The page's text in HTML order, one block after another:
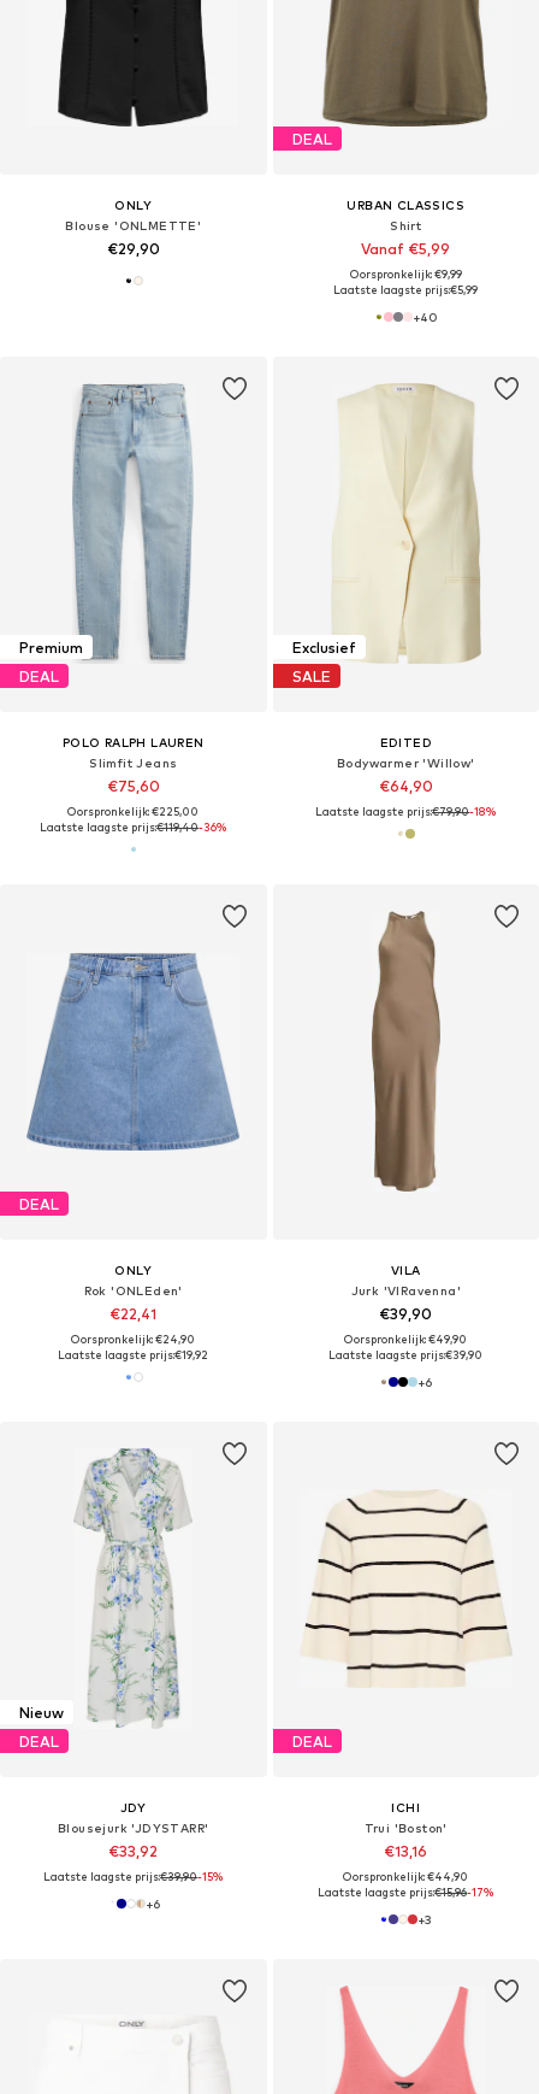
ONLY
Blouse 'ONLMETTE'
€29,90
DEAL
URBAN CLASSICS
Shirt
Vanaf €5,99
Oorspronkelijk: €9,99
Laatste laagste prijs:€5,99
+40
Premium
DEAL
POLO RALPH LAUREN
Slimfit Jeans
€75,60
Oorspronkelijk: €225,00
Laatste laagste prijs:€119,40-36%
Exclusief
SALE
EDITED
Bodywarmer 'Willow'
€64,90
Laatste laagste prijs:€79,90-18%
DEAL
ONLY
Rok 'ONLEden'
€22,41
Oorspronkelijk: €24,90
Laatste laagste prijs:€19,92
VILA
Jurk 'VIRavenna'
€39,90
Oorspronkelijk: €49,90
Laatste laagste prijs:€39,90
+6
Nieuw
DEAL
JDY
Blousejurk 'JDYSTARR'
€33,92
Laatste laagste prijs:€39,90-15%
+6
DEAL
ICHI
Trui 'Boston'
€13,16
Oorspronkelijk: €44,90
Laatste laagste prijs:€15,96-17%
+3